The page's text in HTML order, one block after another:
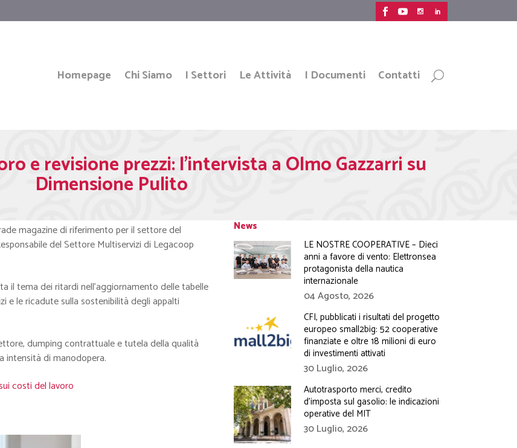
Homepage Chi Siamo I Settori Le Attività I Documenti Contatti
e revisione prezzi: l’intervista a Olmo Gazzarri su
Dimensione Pulito
magazine di riferimento per il settore del
del Settore Multiservizi di Legacoop
il tema dei ritardi nell’aggiornamento delle tabelle
e le ricadute sulla sostenibilità degli appalti
dumping contrattuale e tutela della qualità
intensità di manodopera.
costi del lavoro
News
LE NOSTRE COOPERATIVE – Dieci
anni a favore di vento: Elettronsea
protagonista della nautica
internazionale
04 Agosto, 2026
CFI, pubblicati i risultati del progetto
europeo small2big: 52 cooperative
finanziate e oltre 18 milioni di euro
di investimenti attivati
30 Luglio, 2026
Autotrasporto merci, credito
d’imposta sul gasolio: le indicazioni
operative del MIT
30 Luglio, 2026